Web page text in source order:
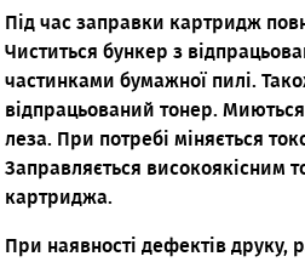
Під час заправки картридж
Чиститься бункер з
частинками бумажної пилі.
відпрацьований тонер.
леза. При потребі міняється
Заправляється високоякісним
картриджа.
При наявності дефектів друку,